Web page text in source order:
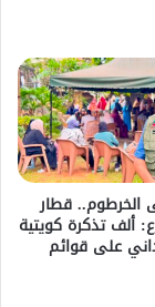
الخرطوم.. قطار
ألف تذكرة كويتية
على قوائم